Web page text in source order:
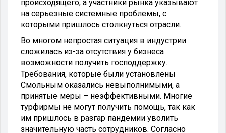
происходящего, а участники рынка указывают
на серьезные системные проблемы, с
которыми пришлось столкнуться отрасли.
Во многом непростая ситуация в индустрии
сложилась из-за отсутствия у бизнеса
возможности получить господдержку.
Требования, которые были установлены
Смольным оказались невыполнимыми, а
принятые меры – неэффективными. Многие
турфирмы не могут получить помощь, так как
им пришлось в разгар пандемии уволить
значительную часть сотрудников. Согласно